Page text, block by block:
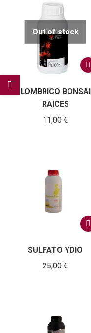
Out of stock
LOMBRICO BONSAI
RAICES
11,00 €
SULFATO YDIO
25,00 €